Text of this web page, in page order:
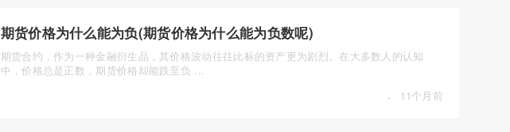
期货价格为什么能为负(期货价格为什么能为负数呢)
期货合约，作为一种金融衍生品，其价格波动往往比标的资产更为剧烈。在大多数人的认知
中，价格总是正数，期货价格却能跌至负 ...
· 11个月前